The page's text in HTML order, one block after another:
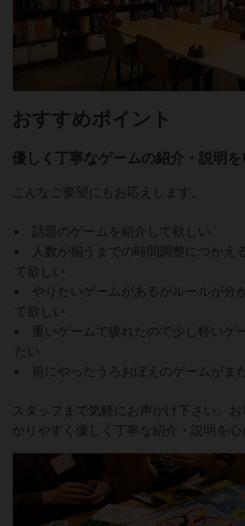
おすすめポイント
優しく丁寧なゲームの紹介・説明
こんなご要望にもお応えします。
話題のゲームを紹介して欲しい
人数が揃うまでの時間調整につかえ
て欲しい
やりたいゲームがあるがルールが分
て欲しい
重いゲームで疲れたので少し軽いゲ
たい
前にやったうろおぼえのゲームがま
スタッフまで気軽にお声がけ下さい。
かりやすく優しく丁寧な紹介・説明を心